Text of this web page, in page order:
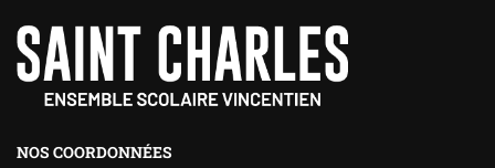
NOS COORDONNÉES